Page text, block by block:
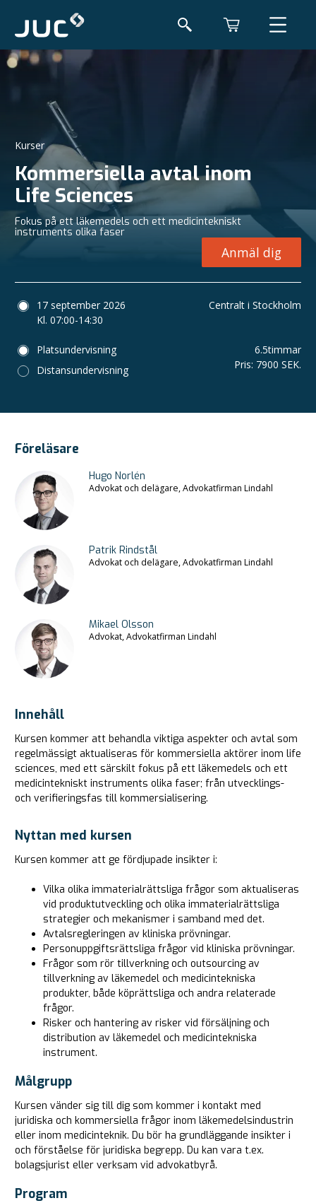
Kurser
Kommersiella avtal inom
Life Sciences
Fokus på ett läkemedels och ett medicintekniskt
instruments olika faser
Anmäl dig
17 september 2026
Kl. 07:00-14:30
Centralt i Stockholm
Platsundervisning
Distansundervisning
6.5timmar
Pris: 7900 SEK.
Föreläsare
Hugo Norlén
Advokat och delägare, Advokatfirman Lindahl
Patrik Rindstål
Advokat och delägare, Advokatfirman Lindahl
Mikael Olsson
Advokat, Advokatfirman Lindahl
Innehåll
Kursen kommer att behandla viktiga aspekter och avtal som
regelmässigt aktualiseras för kommersiella aktörer inom life
sciences, med ett särskilt fokus på ett läkemedels och ett
medicintekniskt instruments olika faser; från utvecklings-
och verifieringsfas till kommersialisering.
Nyttan med kursen
Kursen kommer att ge fördjupade insikter i:
Vilka olika immaterialrättsliga frågor som aktualiseras
vid produktutveckling och olika immaterialrättsliga
strategier och mekanismer i samband med det.
Avtalsregleringen av kliniska prövningar.
Personuppgiftsrättsliga frågor vid kliniska prövningar.
Frågor som rör tillverkning och outsourcing av
tillverkning av läkemedel och medicintekniska
produkter, både köprättsliga och andra relaterade
frågor.
Risker och hantering av risker vid försäljning och
distribution av läkemedel och medicintekniska
instrument.
Målgrupp
Kursen vänder sig till dig som kommer i kontakt med
juridiska och kommersiella frågor inom läkemedelsindustrin
eller inom medicinteknik. Du bör ha grundläggande insikter i
och förståelse för juridiska begrepp. Du kan vara t.ex.
bolagsjurist eller verksam vid advokatbyrå.
Program